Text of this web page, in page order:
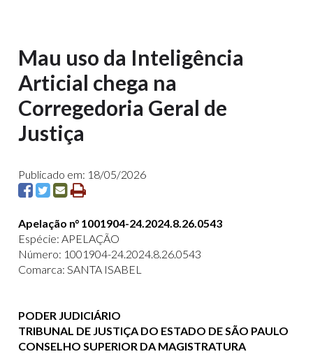
Mau uso da Inteligência
Articial chega na
Corregedoria Geral de
Justiça
Publicado em: 18/05/2026
Apelação n° 1001904-24.2024.8.26.0543
Espécie: APELAÇÃO
Número: 1001904-24.2024.8.26.0543
Comarca: SANTA ISABEL
PODER JUDICIÁRIO
TRIBUNAL DE JUSTIÇA DO ESTADO DE SÃO PAULO
CONSELHO SUPERIOR DA MAGISTRATURA